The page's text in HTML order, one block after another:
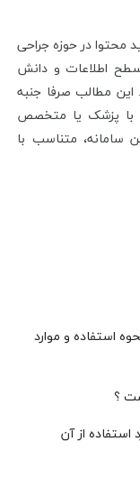
محتوا در حوزه جراحی
اطلاعات و دانش
این مطالب صرفا جنبه
با پزشک یا متخصص
سامانه، متناسب با
استفاده و موارد
؟
از آن